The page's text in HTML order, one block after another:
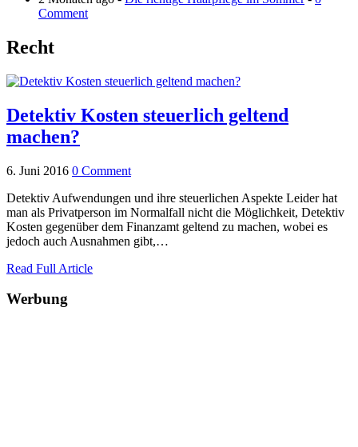
Comment
Recht
Detektiv Kosten steuerlich geltend
machen?
6. Juni 2016 0 Comment
Detektiv Aufwendungen und ihre steuerlichen Aspekte Leider hat
man als Privatperson im Normalfall nicht die Möglichkeit, Detektiv
Kosten gegenüber dem Finanzamt geltend zu machen, wobei es
jedoch auch Ausnahmen gibt,…
Read Full Article
Werbung